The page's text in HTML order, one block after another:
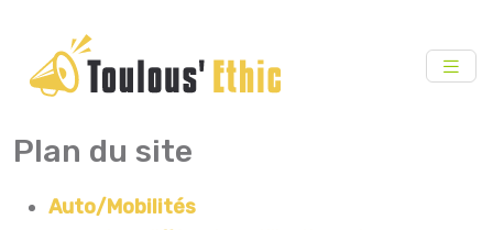
Plan du site
Auto/Mobilités